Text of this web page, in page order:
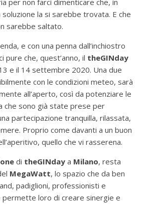
per non farci dimenticare che, in
soluzione la si sarebbe trovata. E che
sarebbe saltato.
e con una penna dall’inchiostro
pure che, quest’anno, il theGINday
e il 14 settembre 2020. Una due
con le condizioni meteo, sarà
all’aperto, così da potenziare le
che sono già state prese per
partecipazione tranquilla, rilassata,
Proprio come davanti a un buon
quello che vi rasserena.
di theGINday a Milano, resta
MegaWatt, lo spazio che da ben
padiglioni, professionisti e
permette loro di creare sinergie e